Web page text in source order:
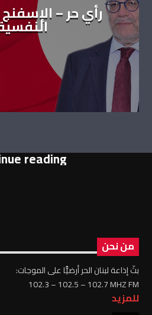
رأي حر –
reading
من نحن
بثّ إذاعة لبنان الحر أرضيًّا على الموجات:
102.3 – 102.5 – 102.7 MHZ FM
للمزيد